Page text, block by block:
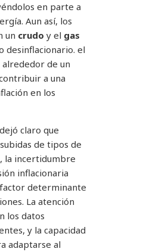
en parte a
Aun así, los
un crudo y el gas
desinflacionario. el
alrededor de un
a una
en los
claro que
de tipos de
la incertidumbre
inflacionaria
determinante
La atención
los datos
y la capacidad
adaptarse al